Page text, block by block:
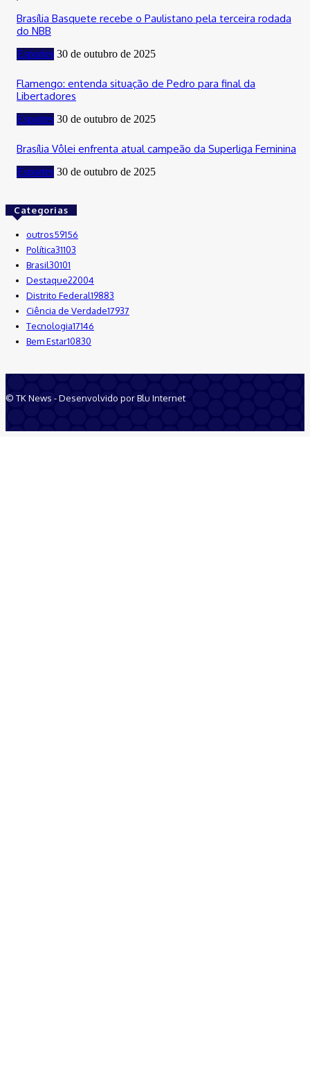
Brasília Basquete recebe o Paulistano pela terceira rodada
do NBB
Esportes 30 de outubro de 2025
Flamengo: entenda situação de Pedro para final da
Libertadores
Esportes 30 de outubro de 2025
Brasília Vôlei enfrenta atual campeão da Superliga Feminina
Esportes 30 de outubro de 2025
Categorias
outros59156
Política31103
Brasil30101
Destaque22004
Distrito Federal19883
Ciência de Verdade17937
Tecnologia17146
Bem Estar10830
© TK News - Desenvolvido por Blu Internet